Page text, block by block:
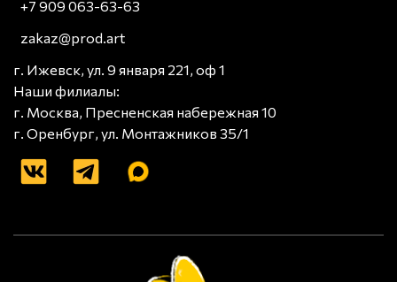
+7 909 063-63-63
zakaz@prod.art
г. Ижевск, ул. 9 января 221, оф 1
Наши филиалы:
г. Москва, Пресненская набережная 10
г. Оренбург, ул. Монтажников 35/1